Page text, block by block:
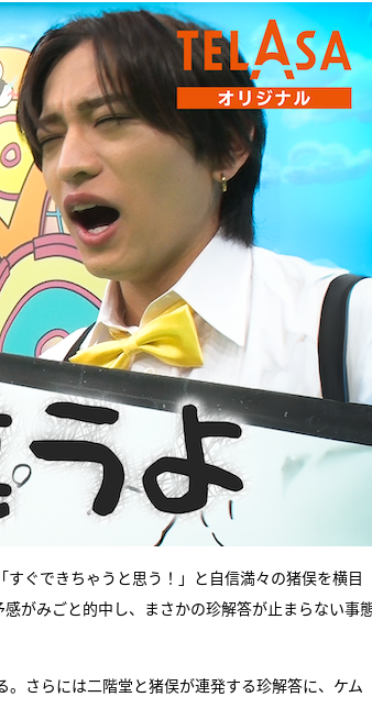
ぐできちゃうと思う！」と自信満々の猪俣を横目
がみごと的中し、まさかの珍解答が止まらない事
さらには二階堂と猪俣が連発する珍解答に、ケム